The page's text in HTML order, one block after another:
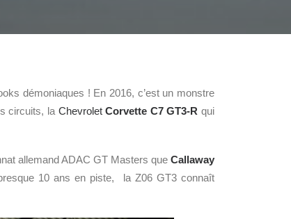
démoniaques ! En 2016, c’est un monstre
circuits, la Chevrolet Corvette C7 GT3-R qui
allemand ADAC GT Masters que Callaway
10 ans en piste, la Z06 GT3 connaît